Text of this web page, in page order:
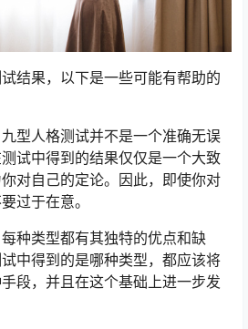
结果，以下是一些可能有帮助的
型人格测试并不是一个准确无误
试中得到的结果仅仅是一个大致
对自己的定论。因此，即使你对
过于在意。
种类型都有其独特的优点和缺
中得到的是哪种类型，都应该将
段，并且在这个基础上进一步发